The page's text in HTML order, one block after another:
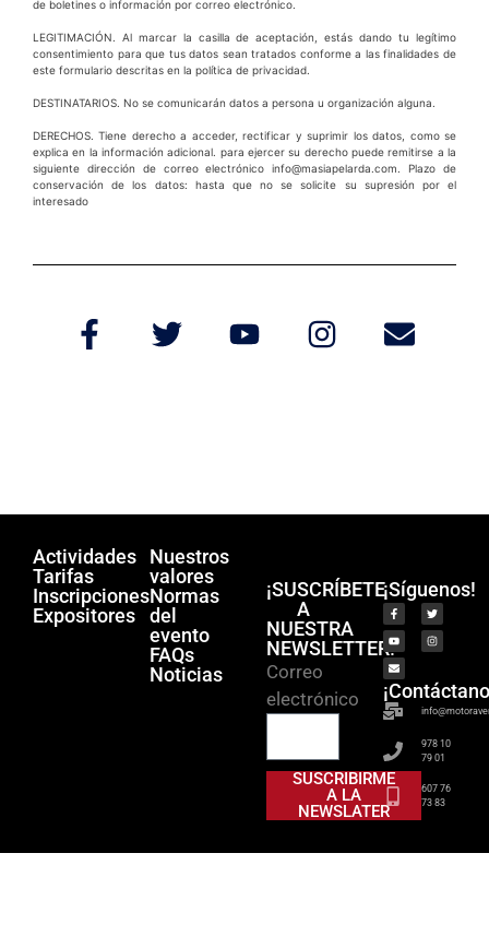
de boletines o información por correo electrónico.
LEGITIMACIÓN. Al marcar la casilla de aceptación, estás dando tu legítimo
consentimiento para que tus datos sean tratados conforme a las finalidades de
este formulario descritas en la política de privacidad.
DESTINATARIOS. No se comunicarán datos a persona u organización alguna.
DERECHOS. Tiene derecho a acceder, rectificar y suprimir los datos, como se
explica en la información adicional. para ejercer su derecho puede remitirse a la
siguiente dirección de correo electrónico info@masiapelarda.com. Plazo de
conservación de los datos: hasta que no se solicite su supresión por el
interesado
Actividades
Tarifas
Inscripciones
Expositores
Nuestros
valores
Normas
del
evento
FAQs
Noticias
¡SUSCRÍBETE
A
NUESTRA
NEWSLETTER!
Correo
electrónico
SUSCRIBIRME
A LA
NEWSLATER
¡Síguenos!
978 10
79 01
607 76
73 83